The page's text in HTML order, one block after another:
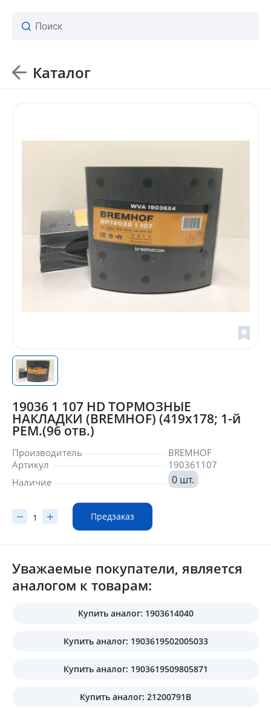
Каталог
19036 1 107 HD ТОРМОЗНЫЕ
НАКЛАДКИ (BREMHOF) (419x178; 1-й
РЕМ.(96 отв.)
Производитель
BREMHOF
Артикул
190361107
Наличие
0 шт.
Предзаказ
Уважаемые покупатели, является
аналогом к товарам:
Купить аналог: 1903614040
Купить аналог: 1903619502005033
Купить аналог: 1903619509805871
Купить аналог: 21200791B